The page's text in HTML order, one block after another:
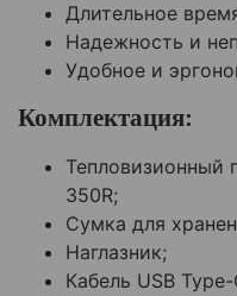
Длительное
Надежность и
Удобное и
Комплектация:
Тепловизионный
350R;
Cумка для
Наглазник;
Кабель USB Type-